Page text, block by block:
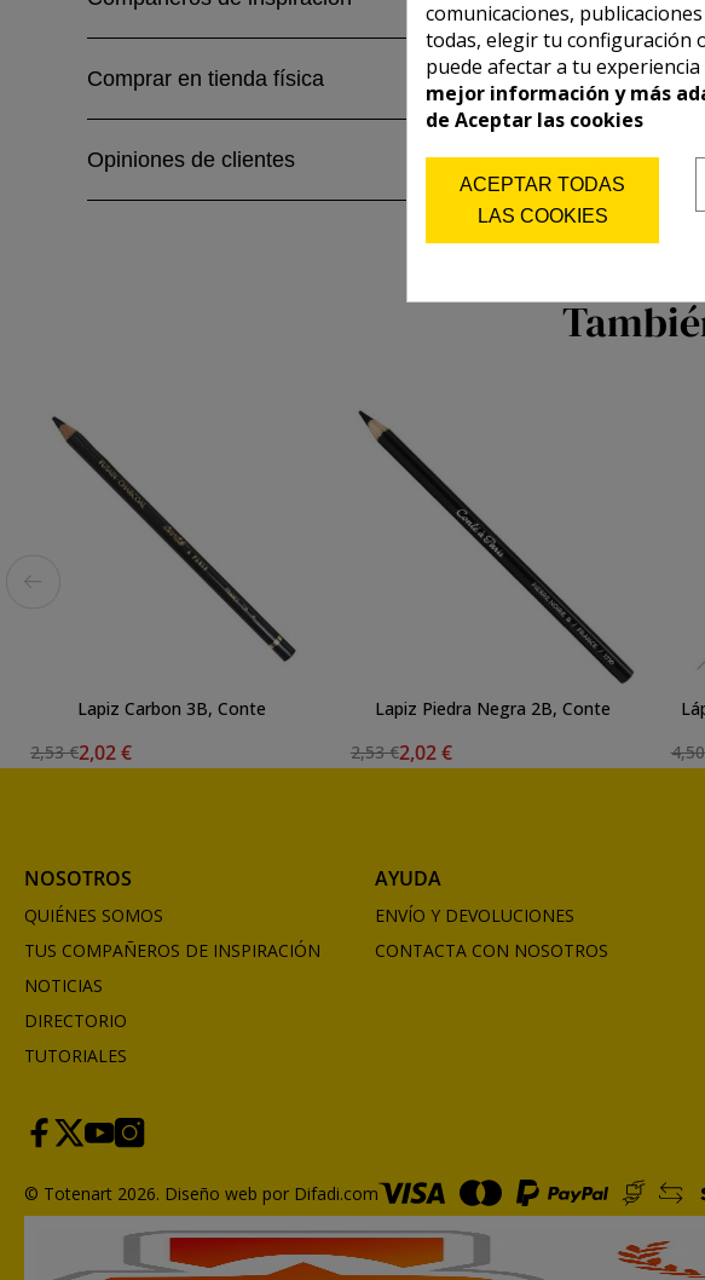
Comprar en tienda física
Opiniones de clientes
Lapiz Carbon 3B, Conte
2,53 €2,02 €
Lapiz Piedra Negra 2B, Conte
2,53 €2,02 €
NOSOTROS
QUIÉNES SOMOS
TUS COMPAÑEROS DE INSPIRACIÓN
NOTICIAS
DIRECTORIO
TUTORIALES
AYUDA
ENVÍO Y DEVOLUCIONES
CONTACTA CON NOSOTROS
© Totenart 2026. Diseño web por Difadi.com
comunicaciones,
todas, elegir tu configuración
puede afectar a tu
mejor información y más
de Aceptar las cookies
ACEPTAR TODAS
LAS COOKIES